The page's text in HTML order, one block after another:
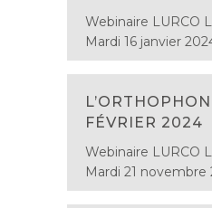
Webinaire LURCO
Mardi 16 janvier
FÉVRIER 2024
Webinaire LURCO
Mardi 21 novembre